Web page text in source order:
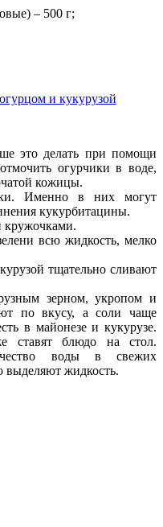
– 500 г;
и кукурузой
это делать при помощи
огурчики в воде,
кожицы.
Именно в них могут
кукурбитацины.
кружочками.
всю жидкость, мелко
тщательно сливают
зерном, укропом и
по вкусу, а соли чаще
в майонезе и кукурузе.
ставят блюдо на стол.
воды в свежих
выделяют жидкость.